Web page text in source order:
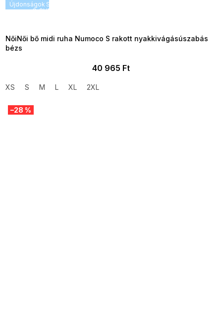
Újdonságok SUMMER SALE -35% ?
G_SUMMER35:35:HUF:P:f!2026-
NőiNői bő midi ruha Numoco S rakott nyakkivágásúszabás
bézs
40 965 Ft
XS S M L XL 2XL
–28 %